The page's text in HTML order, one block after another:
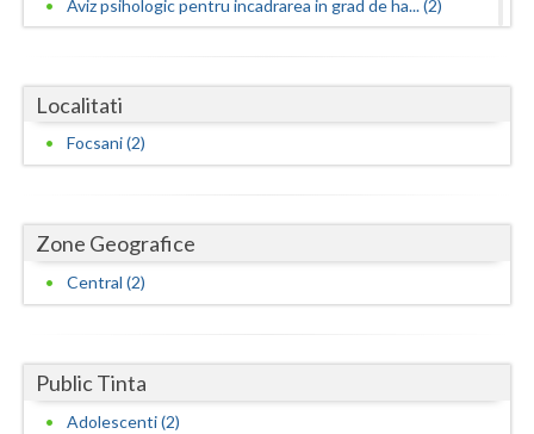
Salaj
Sibiu
Suceava
Timis
Valcea
Vaslui
Aviz psihologic pentru incadrarea in grad de ha... (2)
Aviz psihologic pentru mentinerea in functie - ... (2)
Aviz psihologic pentru obtinere permis portarma... (2)
Aviz psihologic pentru obtinerea permisului de ... (2)
Aviz psihologic pentru ocuparea postului de ins... (2)
Aviz psihologic pentru scoala - evaluare psihol... (2)
Aviz psihologic solicitat de instanta - evaluar... (2)
Localitati
Focsani (2)
Zone Geografice
Central (2)
Public Tinta
Adolescenti (2)